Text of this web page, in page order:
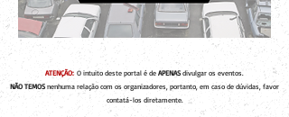
ATENÇÃO: O intuito deste portal é de APENAS divulgar os eventos.
NÃO TEMOS nenhuma relação com os organizadores, portanto, em caso de dúvidas, favor
contatá-los diretamente.